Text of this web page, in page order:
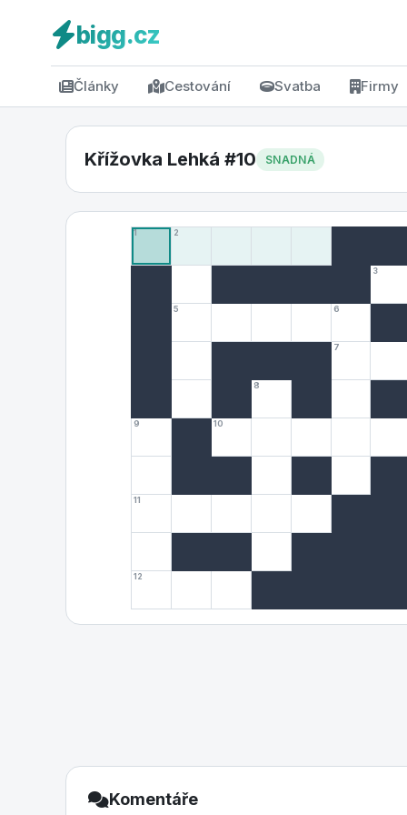
bigg.cz
Články Cestování Svatba Firmy
Křížovka Lehká #10 SNADNÁ
1 2
3
5 6
7
8
9 10
11
12
Komentáře